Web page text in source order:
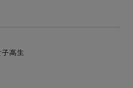
高生